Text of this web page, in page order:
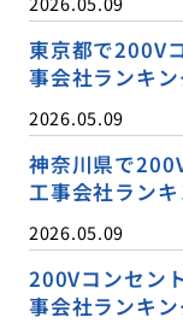
東京都で200V
事会社ランキ
2026.05.09
神奈川県で
工事会社ラン
2026.05.09
200Vコンセン
事会社ランキ